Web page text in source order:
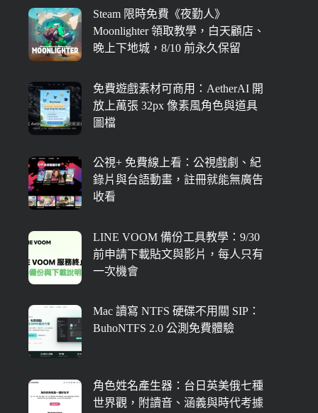
Steam 限時免費《夜勤人》
Moonlighter 領取教學，白天顧店、
晚上下地城，8/10 前永久保留
免費遊戲素材可商用：AetherAI 開
放上萬張 32px 像素風角色與道具
圖檔
公視+ 免費線上看：公視戲劇、紀
錄片與台語動畫，註冊就能無廣告
收看
LINE VOOM 備份工具教學：9/30
前申請下載貼文與影片，每人只有
一次機會
Mac 讀寫 NTFS 硬碟不用關 SIP：
BuhoNTFS 2.0 公測免費體驗
角色姓名產生器：台日英美俄七種
世界觀，附讀音、涵義與時代考據